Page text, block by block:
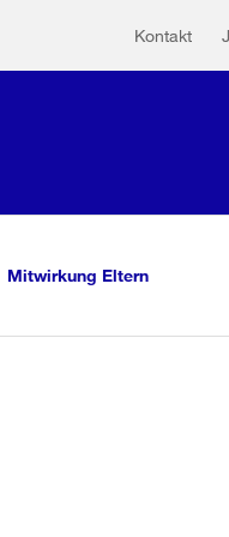
Kontakt
Mitwirkung Eltern